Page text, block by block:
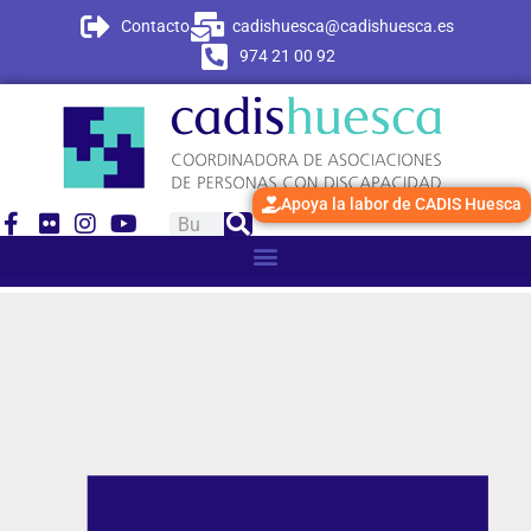
Contacto
cadishuesca@cadishuesca.es
974 21 00 92
Apoya la labor de CADIS Huesca